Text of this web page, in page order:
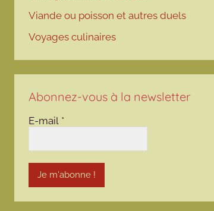
Viande ou poisson et autres duels
Voyages culinaires
Abonnez-vous à la newsletter
E-mail *